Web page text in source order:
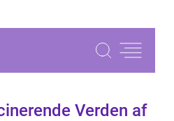
Verden af